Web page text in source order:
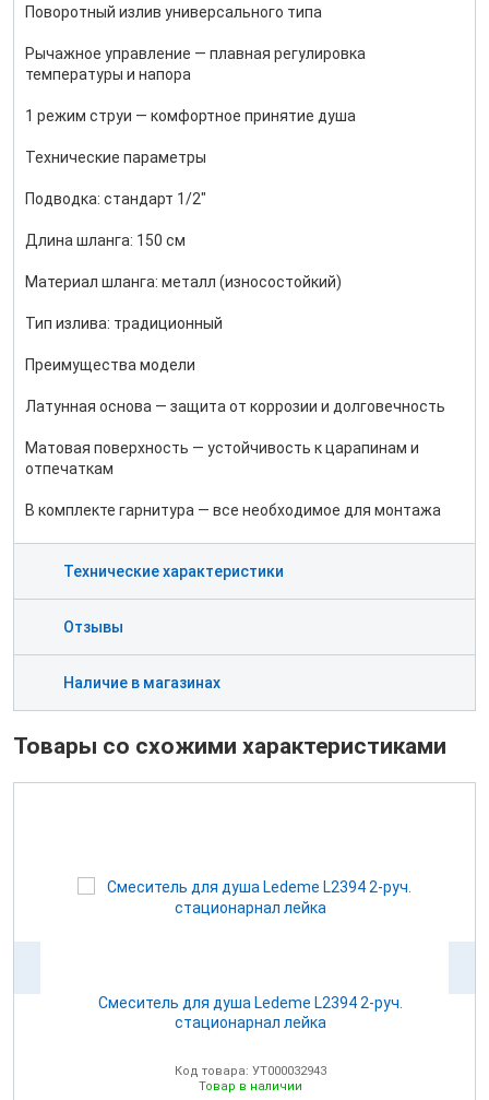
Поворотный излив универсального типа
Рычажное управление — плавная регулировка
температуры и напора
1 режим струи — комфортное принятие душа
Технические параметры
Подводка: стандарт 1/2"
Длина шланга: 150 см
Материал шланга: металл (износостойкий)
Тип излива: традиционный
Преимущества модели
Латунная основа — защита от коррозии и долговечность
Матовая поверхность — устойчивость к царапинам и
отпечаткам
В комплекте гарнитура — все необходимое для монтажа
Технические характеристики
Отзывы
Наличие в магазинах
Товары со схожими характеристиками
Cмеситель для душа Ledeme L2394 2-руч.
стационарнал лейка
Код товара: УТ000032943
Товар в наличии